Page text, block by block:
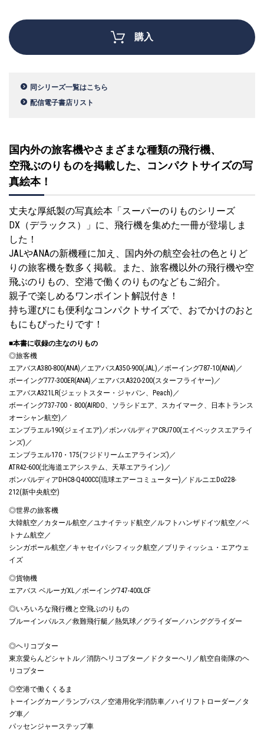
購入
同シリーズ一覧はこちら
配信電子書店リスト
国内外の旅客機やさまざまな種類の飛行機、
空飛ぶのりものを掲載した、コンパクトサイズの写
真絵本！
丈夫な厚紙製の写真絵本「スーパーのりものシリーズ
DX（デラックス）」に、飛行機を集めた一冊が登場しま
した！
JALやANAの新機種に加え、国内外の航空会社の色とりど
りの旅客機を数多く掲載。また、旅客機以外の飛行機や空
飛ぶのりもの、空港で働くのりものなどもご紹介。
親子で楽しめるワンポイント解説付き！
持ち運びにも便利なコンパクトサイズで、おでかけのおと
もにもぴったりです！
■本書に収録の主なのりもの
◎旅客機
エアバスA380-800(ANA)／エアバスA350-900(JAL)／ボーイング787-10(ANA)／
ボーイング777-300ER(ANA)／エアバスA320-200(スターフライヤー)／
エアバスA321LR(ジェットスター・ジャパン、Peach)／
ボーイング737-700・800(AIRDO、ソラシドエア、スカイマーク、日本トランス
オーシャン航空)／
エンブラエル190(ジェイエア)／ボンバルディアCRJ700(エイベックスエアライ
ンズ)／
エンブラエル170・175(フジドリームエアラインズ)／
ATR42-600(北海道エアシステム、天草エアライン)／
ボンバルディアDHC8-Q400CC(琉球エアーコミューター)／ドルニエDo228-
212(新中央航空)
◎世界の旅客機
大韓航空／カタール航空／ユナイテッド航空／ルフトハンザドイツ航空／ベ
トナム航空／
シンガポール航空／キャセイパシフィック航空／ブリティッシュ・エアウェ
イズ
◎貨物機
エアバス ベルーガXL／ボーイング747-400LCF
◎いろいろな飛行機と空飛ぶのりもの
ブルーインパルス／救難飛行艇／熱気球／グライダー／ハンググライダー
◎ヘリコプター
東京愛らんどシャトル／消防ヘリコプター／ドクターヘリ／航空自衛隊のヘ
リコプター
◎空港で働くくるま
トーイングカー／ランプバス／空港用化学消防車／ハイリフトローダー／タ
グ車／
パッセンジャーステップ車